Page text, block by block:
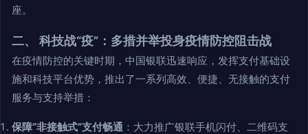
座。
二、 科技战“疫”：多措并举投身疫情防控阻击战
在疫情防控的关键时期，中国银联迅速响应，发挥支付基础设
施和科技平台优势，推出了一系列高效、便捷、无接触的支付
服务与支持举措：
保障“非接触式”支付畅通 ：大力推广银联手机闪付、二维码支